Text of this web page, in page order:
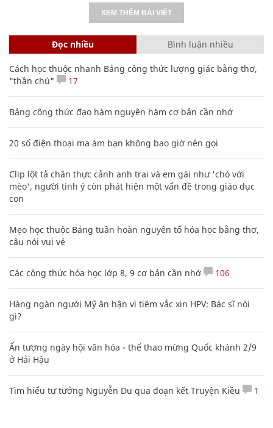
XEM THÊM BÀI VIẾT
Đọc nhiều Bình luận nhiều
Cách học thuộc nhanh Bảng công thức lượng giác bằng thơ,
"thần chú"
17
Bảng công thức đạo hàm nguyên hàm cơ bản cần nhớ
20 số điện thoại ma ám bạn không bao giờ nên gọi
Clip lột tả chân thực cảnh anh trai và em gái như 'chó với
mèo', người tinh ý còn phát hiện một vấn đề trong giáo dục
con
Mẹo học thuộc Bảng tuần hoàn nguyên tố hóa học bằng thơ,
câu nói vui vẻ
Các công thức hóa học lớp 8, 9 cơ bản cần nhớ 106
Hàng ngàn người Mỹ ân hận vì tiêm vắc xin HPV: Bác sĩ nói
gì?
Ấn tượng ngày hội văn hóa - thể thao mừng Quốc khánh 2/9
ở Hải Hậu
Tìm hiểu tư tưởng Nguyễn Du qua đoạn kết Truyện Kiều 1